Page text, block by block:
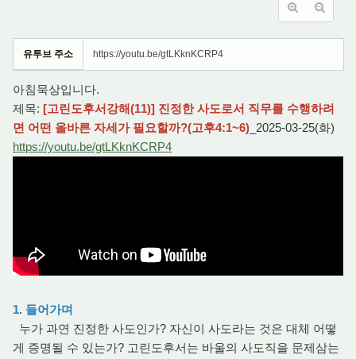
유투브 주소 https://youtu.be/gtLKknKCRP4
아침묵상입니다.
제목: [고린도후서강해(11)] 진정한 사도로서 직무를 수행하려
면 어떤 올바른 자세가 필요할까?(고후4:1~6) _2025-03-25(화)
https://youtu.be/gtLKknKCRP4
1. 들어가며
누가 과연 진정한 사도인가? 자신이 사도라는 것은 대체 어떻
게 증명될 수 있는가? 고린도후서는 바울의 사도직을 문제삼는